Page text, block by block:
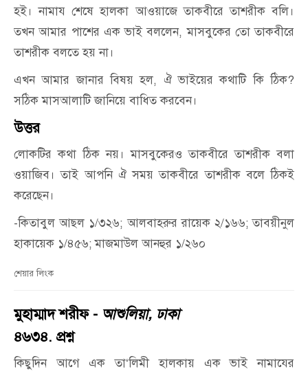
হই। নামায শেষে হালকা আওয়াজে তাকবীরে তাশরীক বলি।
তখন আমার পাশের এক ভাই বললেন, মাসবুকের তো তাকবীরে
তাশরীক বলতে হয় না।
এখন আমার জানার বিষয় হল, ঐ ভাইয়ের কথাটি কি ঠিক?
সঠিক মাসআলাটি জানিয়ে বাধিত করবেন।
উত্তর
লোকটির কথা ঠিক নয়। মাসবুকেরও তাকবীরে তাশরীক বলা
ওয়াজিব। তাই আপনি ঐ সময় তাকবীরে তাশরীক বলে ঠিকই
করেছেন।
-কিতাবুল আছল ১/৩২৬; আলবাহরুর রায়েক ২/১৬৬; তাবয়ীনুল
হাকায়েক ১/৪৫৬; মাজমাউল আনহুর ১/২৬০
শেয়ার লিংক
মুহাম্মাদ শরীফ - আশুলিয়া, ঢাকা
৪৬৩৪. প্রশ্ন
কিছুদিন আগে এক তা‘লিমী হালকায় এক ভাই নামাযের